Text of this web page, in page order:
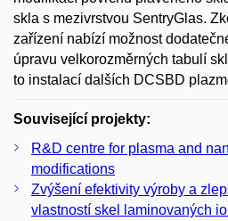
skla s mezivrstvou SentryGlas.
zařízení nabízí možnost
úpravu velkorozměrných tabulí
to instalací dalších DCSBD
Související projekty:
R&D centre for plasma and
modifications
Zvýšení efektivity výroby a
vlastností skel laminovaných